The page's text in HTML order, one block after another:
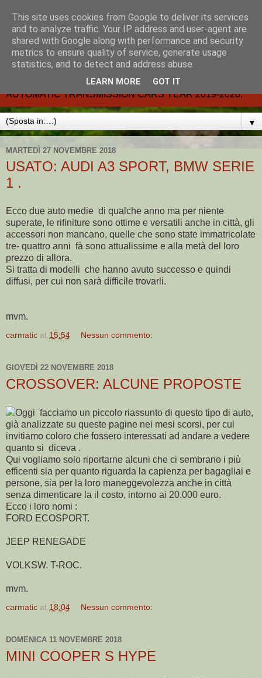
CARMATIC-®-All about
automatic cars.
Dal 2002- email.-marcvent@inwind.it.- NEW BOOK-
AUTOMATIC TRANSMISSION CARS YEAR 2019-2020.
▼
MARTEDÌ 27 NOVEMBRE 2018
USATO: AUDI A3 SPORT, BMW SERIE
1 .
Ecco due auto medie di qualche anno ma per niente
superate, le rifiniture sono ottime e versatili anche in città, gli
accessori non mancano, quelle che sono state immatricolate
tre- quattro anni fà sono attualissime e alla metà del loro
prezzo di allora.
Si tratta di modelli che hanno avuto successo e quindi
diffusi, per cui non sarà difficile trovarli.
mvm.
carmatic at 15:54 Nessun commento:
GIOVEDÌ 22 NOVEMBRE 2018
CROSSOVER: ALCUNE PROPOSTE
Oggi facciamo un piccolo riassunto di questo tipo di auto,
già analizzate su queste pagine nei mesi scorsi, per cui
invitiamo coloro che fossero interessati ad andare a vedere
quanto si diceva .
Qui vogliamo solo riportarne alcuni che ci sembrano i più
efficenti sia per quanto riguarda la capienza per bagagliai e
persone, sia per la loro maneggevolezza anche in città
senza dimenticare la il costo, intorno ai 20.000 euro.
Ecco i loro nomi :
FORD ECOSPORT.
JEEP RENEGADE
VOLKSW. T-ROC.
mvm.
carmatic at 18:04 Nessun commento:
DOMENICA 11 NOVEMBRE 2018
MINI COOPER S HYPE
This site uses cookies from Google to deliver its services
and to analyze traffic. Your IP address and user-agent are
shared with Google along with performance and security
metrics to ensure quality of service, generate usage
statistics, and to detect and address abuse.
LEARN MORE GOT IT